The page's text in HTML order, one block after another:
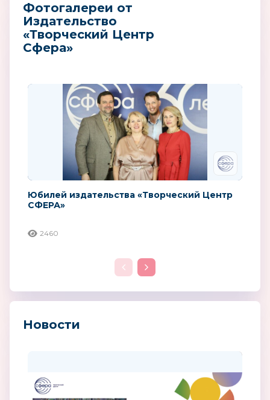
Фотогалереи от
Издательство
«Творческий Центр
Сфера»
Юбилей издательства «Творческий Центр
СФЕРА»
2460
Новости